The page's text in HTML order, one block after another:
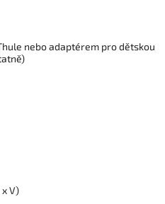
nebo adaptérem pro dětskou
V)